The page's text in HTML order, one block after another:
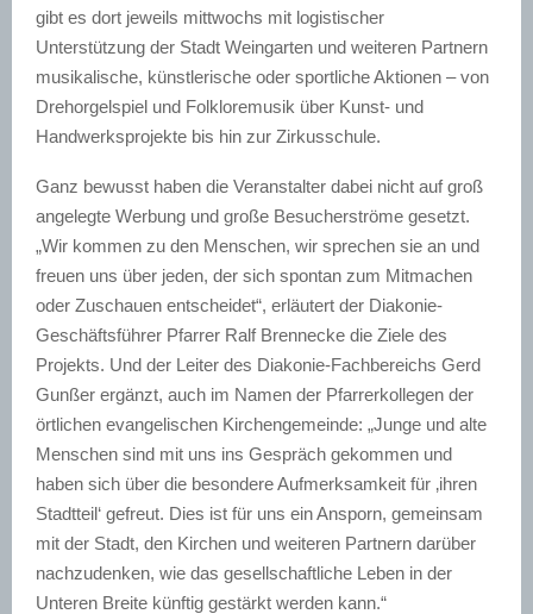
gibt es dort jeweils mittwochs mit logistischer
Unterstützung der Stadt Weingarten und weiteren Partnern
musikalische, künstlerische oder sportliche Aktionen – von
Drehorgelspiel und Folkloremusik über Kunst- und
Handwerksprojekte bis hin zur Zirkusschule.
Ganz bewusst haben die Veranstalter dabei nicht auf groß
angelegte Werbung und große Besucherströme gesetzt.
„Wir kommen zu den Menschen, wir sprechen sie an und
freuen uns über jeden, der sich spontan zum Mitmachen
oder Zuschauen entscheidet“, erläutert der Diakonie-
Geschäftsführer Pfarrer Ralf Brennecke die Ziele des
Projekts. Und der Leiter des Diakonie-Fachbereichs Gerd
Gunßer ergänzt, auch im Namen der Pfarrerkollegen der
örtlichen evangelischen Kirchengemeinde: „Junge und alte
Menschen sind mit uns ins Gespräch gekommen und
haben sich über die besondere Aufmerksamkeit für ‚ihren
Stadtteil‘ gefreut. Dies ist für uns ein Ansporn, gemeinsam
mit der Stadt, den Kirchen und weiteren Partnern darüber
nachzudenken, wie das gesellschaftliche Leben in der
Unteren Breite künftig gestärkt werden kann.“